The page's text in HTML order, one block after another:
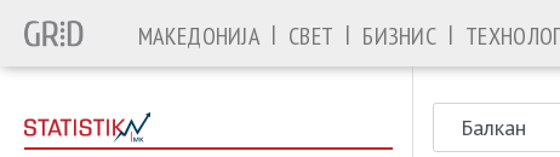
МАКЕДОНИЈА | СВЕТ | БИЗНИС |